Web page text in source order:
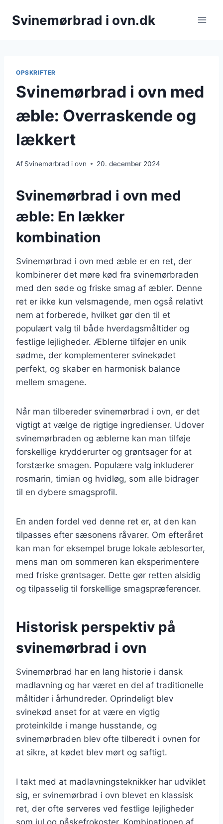
Svinemørbrad i ovn.dk
OPSKRIFTER
Svinemørbrad i ovn med
æble: Overraskende og
lækkert
Af Svinemørbrad i ovn 20. december 2024
Svinemørbrad i ovn med
æble: En lækker
kombination
Svinemørbrad i ovn med æble er en ret, der
kombinerer det møre kød fra svinemørbraden
med den søde og friske smag af æbler. Denne
ret er ikke kun velsmagende, men også relativt
nem at forberede, hvilket gør den til et
populært valg til både hverdagsmåltider og
festlige lejligheder. Æblerne tilføjer en unik
sødme, der komplementerer svinekødet
perfekt, og skaber en harmonisk balance
mellem smagene.
Når man tilbereder svinemørbrad i ovn, er det
vigtigt at vælge de rigtige ingredienser. Udover
svinemørbraden og æblerne kan man tilføje
forskellige krydderurter og grøntsager for at
forstærke smagen. Populære valg inkluderer
rosmarin, timian og hvidløg, som alle bidrager
til en dybere smagsprofil.
En anden fordel ved denne ret er, at den kan
tilpasses efter sæsonens råvarer. Om efteråret
kan man for eksempel bruge lokale æblesorter,
mens man om sommeren kan eksperimentere
med friske grøntsager. Dette gør retten alsidig
og tilpasselig til forskellige smagspræferencer.
Historisk perspektiv på
svinemørbrad i ovn
Svinemørbrad har en lang historie i dansk
madlavning og har været en del af traditionelle
måltider i århundreder. Oprindeligt blev
svinekød anset for at være en vigtig
proteinkilde i mange husstande, og
svinemørbraden blev ofte tilberedt i ovnen for
at sikre, at kødet blev mørt og saftigt.
I takt med at madlavningsteknikker har udviklet
sig, er svinemørbrad i ovn blevet en klassisk
ret, der ofte serveres ved festlige lejligheder
som jul og påskefrokoster. Kombinationen af